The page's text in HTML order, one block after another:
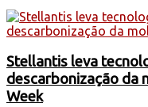
Stellantis leva
descarbonização da
Week